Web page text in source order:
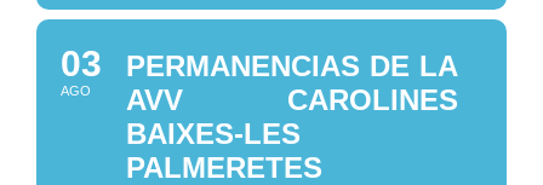
03
AGO
PERMANENCIAS DE LA
AVV CAROLINES
BAIXES-LES
PALMERETES